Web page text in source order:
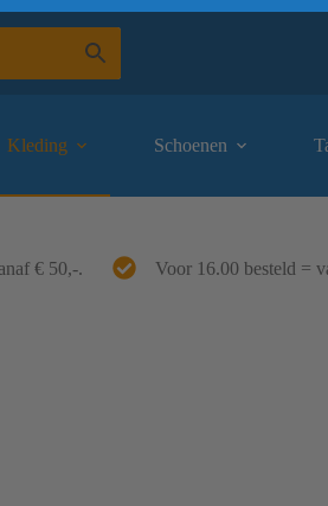
Kleding Schoenen
€ 50,-. Voor 16.00 besteld =